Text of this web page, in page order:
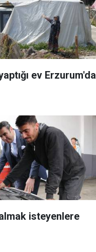
ev Erzurum'da
isteyenlere